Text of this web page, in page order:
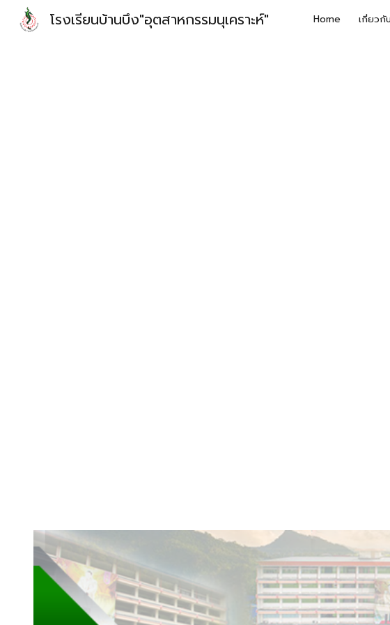
Skip to main
โรงเรียนบ้านบึง"อุตสาหกรรมนุเคราะห์" Home เกี่ยวกั